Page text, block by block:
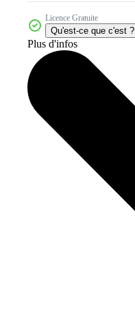
Licence Gratuite
Qu'est-ce que c'est ?
Plus d'infos